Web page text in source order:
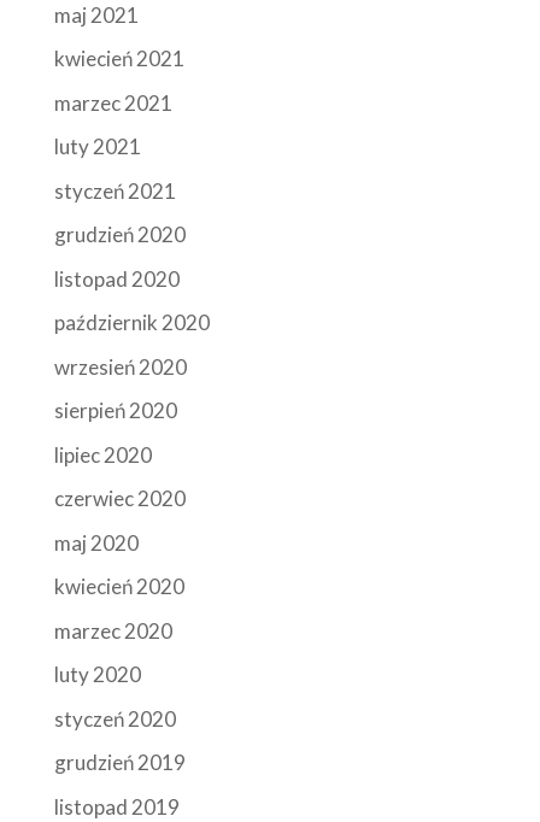
maj 2021
kwiecień 2021
marzec 2021
luty 2021
styczeń 2021
grudzień 2020
listopad 2020
październik 2020
wrzesień 2020
sierpień 2020
lipiec 2020
czerwiec 2020
maj 2020
kwiecień 2020
marzec 2020
luty 2020
styczeń 2020
grudzień 2019
listopad 2019